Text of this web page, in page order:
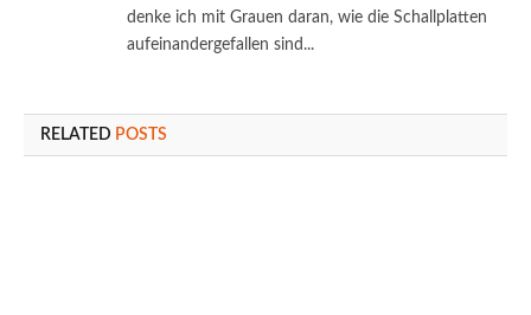
denke ich mit Grauen daran, wie die Schallplatten
aufeinandergefallen sind...
RELATED POSTS